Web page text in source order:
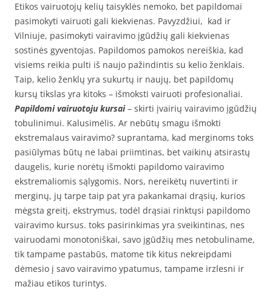
Etikos vairuotojų kelių taisyklės nemoko, bet papildomai
pasimokyti vairuoti gali kiekvienas. Pavyzdžiui, kad ir
Vilniuje, pasimokyti vairavimo įgūdžių gali kiekvienas
sostinės gyventojas. Papildomos pamokos nereiškia, kad
visiems reikia pulti iš naujo pažindintis su kelio ženklais.
Taip, kelio ženklų yra sukurtų ir naujų, bet papildomų
kursų tikslas yra kitoks – išmoksti vairuoti profesionaliai.
Papildomi vairuotoju kursai– skirti įvairių vairavimo įgūdžių
tobulinimui. Kalusimėlis. Ar nebūtų smagu išmokti
ekstremalaus vairavimo? suprantama, kad merginoms toks
pasiūlymas būtų ne labai priimtinas, bet vaikinų atsirastų
daugelis, kurie norėtų išmokti papildomo vairavimo
ekstremaliomis sąlygomis. Nors, nereikėtų nuvertinti ir
merginų, jų tarpe taip pat yra pakankamai drąsių, kurios
mėgsta greitį, ekstrymus, todėl drąsiai rinktųsi papildomo
vairavimo kursus. toks pasirinkimas yra sveikintinas, nes
vairuodami monotoniškai, savo įgūdžių mes netobuliname,
tik tampame pastabūs, matome tik kitus nekreipdami
dėmesio į savo vairavimo ypatumus, tampame irzlesni ir
mažiau etikos turintys.